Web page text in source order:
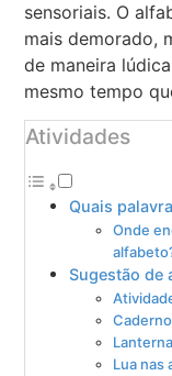
sensoriais. O
mais demorado,
de maneira
mesmo tempo
Atividades
Quais
Onde
Sugestão de
Lua nas